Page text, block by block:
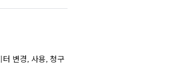
변경, 사용, 청구